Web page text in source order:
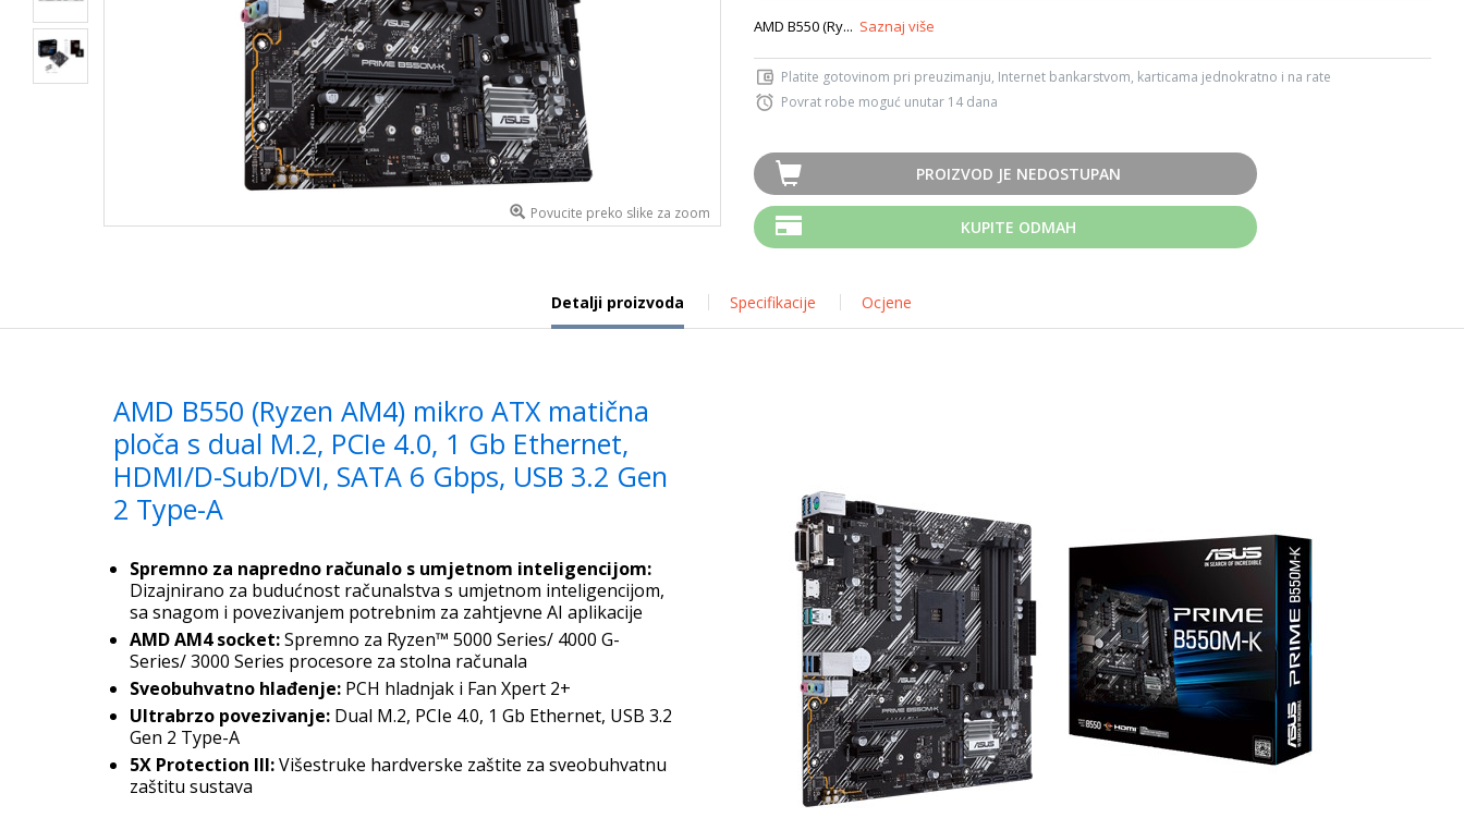
Povucite preko slike za zoom
AMD B550 (Ry... Saznaj više
Platite gotovinom pri preuzimanju, Internet bankarstvom, karticama jednokratno i na rate
Povrat robe moguć unutar 14 dana
PROIZVOD JE NEDOSTUPAN
KUPITE ODMAH
Detalji proizvoda Specifikacije Ocjene
AMD B550 (Ryzen AM4) mikro ATX matična
ploča s dual M.2, PCIe 4.0, 1 Gb Ethernet,
HDMI/D-Sub/DVI, SATA 6 Gbps, USB 3.2 Gen
2 Type-A
Spremno za napredno računalo s umjetnom inteligencijom:
Dizajnirano za budućnost računalstva s umjetnom inteligencijom,
sa snagom i povezivanjem potrebnim za zahtjevne AI aplikacije
AMD AM4 socket:Spremno za Ryzen™ 5000 Series/ 4000 G-
Series/ 3000 Series procesore za stolna računala
Sveobuhvatno hlađenje: PCH hladnjak i Fan Xpert 2+
Ultrabrzo povezivanje: Dual M.2, PCIe 4.0, 1 Gb Ethernet, USB 3.2
Gen 2 Type-A
5X Protection III:Višestruke hardverske zaštite za sveobuhvatnu
zaštitu sustava